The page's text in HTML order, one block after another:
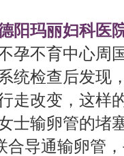
阳玛丽妇科医
孕不育中心周
统检查后发现
走改变，这样
士输卵管的堵
合导通输卵管